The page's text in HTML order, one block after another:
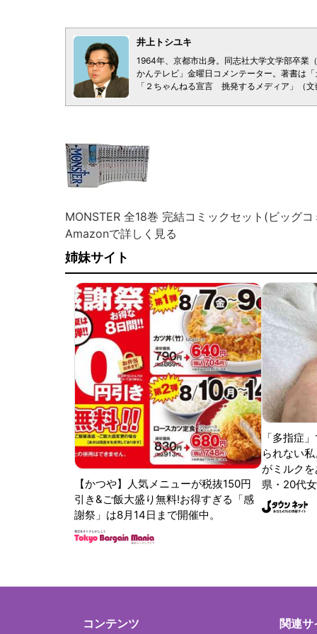
井上トシユキ
1964年、京都市出身。同志社大学文学部卒業
かんテレビ」金曜日コメンテーター。著書は
「２ちゃんねる宣言 挑発するメディア」（文
MONSTER 全18巻 完結コミックセット(ビッグコ
Amazonで詳しく見る
姉妹サイト
【かつや】人気メニューが税抜150円
引き&ご飯大盛り無料!お得すぎる「感
謝祭」は8月14日まで開催中。
「多指症
られない
がミルク
県・20代
コンテンツ 関連サ